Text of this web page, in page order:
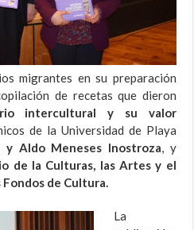
migrantes en su preparación
de recetas que dieron
intercultural y su valor
de la Universidad de Playa
y Aldo Meneses Inostroza, y
de la Culturas, las Artes y el
de Cultura.
La